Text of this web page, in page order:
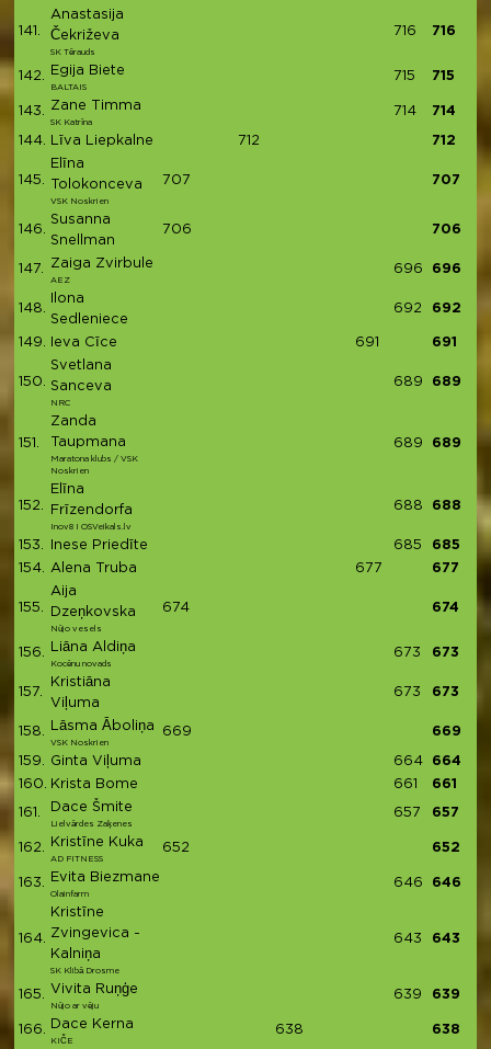
141.
Anastasija
Čekriževa
SK Tērauds
716 716
142. Egija Biete
BALTAIS
715 715
143. Zane Timma
SK Katrīna
714 714
144. Līva Liepkalne 712 712
145.
Elīna
Tolokonceva
VSK Noskrien
707 707
146.
Susanna
Snellman
706 706
147. Zaiga Zvirbule
AEZ
696 696
148.
Ilona
Sedleniece
692 692
149. Ieva Cīce 691 691
150.
Svetlana
Sanceva
NRC
689 689
151.
Zanda
Taupmana
Maratona klubs / VSK
Noskrien
689 689
152.
Elīna
Frīzendorfa
Inov8 I OSVeikals.lv
688 688
153. Inese Priedīte 685
685
154.
Alena Truba 677 677
155.
Aija
Dzeņkovska
Nūjo vesels
674 674
156. Liāna Aldiņa
Kocēnu novads
673 673
157.
Kristiāna
Viļuma
673 673
158. Lāsma Āboliņa
VSK Noskrien
669 669
159. Ginta Viļuma 664
664
160.
Krista Bome 661 661
161. Dace Šmite
Lielvārdes Zaķenes
657 657
162. Kristīne Kuka
AD FITNESS
652 652
163. Evita Biezmane
Olainfarm
646 646
164.
Kristīne
Zvingevica -
Kalniņa
SK Klibā Drosme
643 643
165. Vivita Ruņģe
Nūjo ar vēju
639 639
166. Dace Kerna
KIČE
638 638